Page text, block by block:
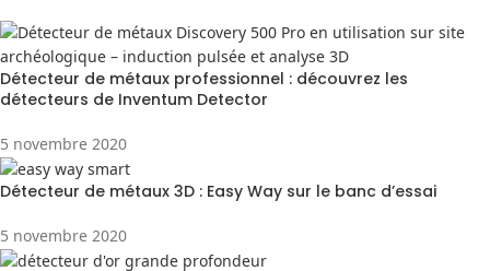
Détecteur de métaux professionnel : découvrez les
détecteurs de Inventum Detector
5 novembre 2020
Détecteur de métaux 3D : Easy Way sur le banc d’essai
5 novembre 2020